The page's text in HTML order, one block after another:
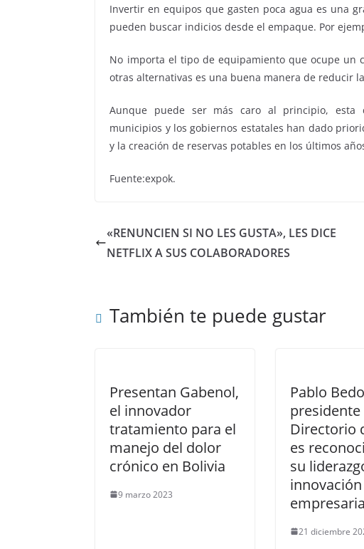
Invertir en equipos que gasten poca agua es una
pueden buscar indicios desde el empaque. Por
No importa el tipo de equipamiento que ocupe un
otras alternativas es una buena manera de reducir
Aunque puede ser más caro al principio, esta
municipios y los gobiernos estatales han dado
y la creación de reservas potables en los últimos
Fuente:expok.
«RENUNCIEN SI NO LES GUSTA», LES DICE
NETFLIX A SUS COLABORADORES
También te puede gustar
Presentan Gabenol,
el innovador
tratamiento para el
manejo del dolor
crónico en Bolivia
9 marzo 2023
Pablo
presidente
Directorio
es
su
innovación
21 diciembre